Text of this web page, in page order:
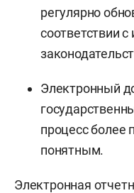
регулярно
соответствии
Электронный
процесс более
понятным.
Электронная